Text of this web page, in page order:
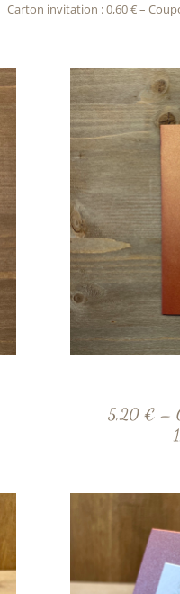
Carton invitation : 0,60 € –
5,20 € –